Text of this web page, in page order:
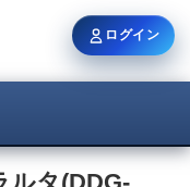
ログイン